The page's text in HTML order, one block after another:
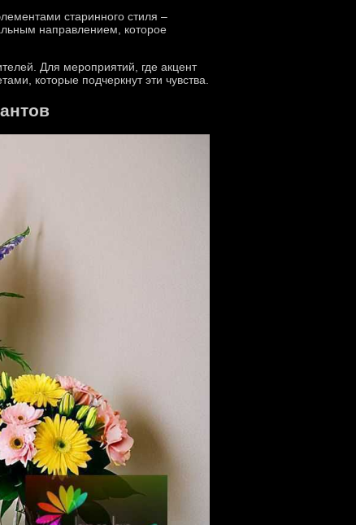
старинного стиля –
направлением, которое
Для мероприятий, где акцент
которые подчеркнут эти чувства.